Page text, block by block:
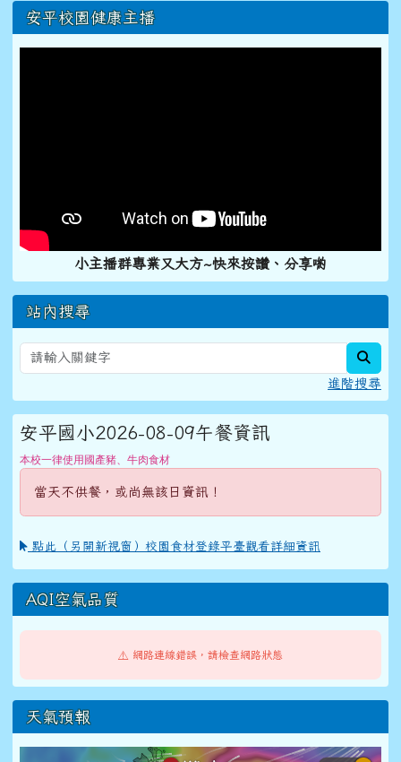
右邊區域內容
安平校園健康主播
小主播群專業又大方~快來按讚、分享喲
站內搜尋
進階搜尋
安平國小2026-08-09午餐資訊
本校一律使用國產豬、牛肉食材
當天不供餐，或尚無該日資訊！
點此（另開新視窗）校園食材登錄平臺觀看詳細資訊
AQI空氣品質
⚠️ 網路連線錯誤，請檢查網路狀態
天氣預報